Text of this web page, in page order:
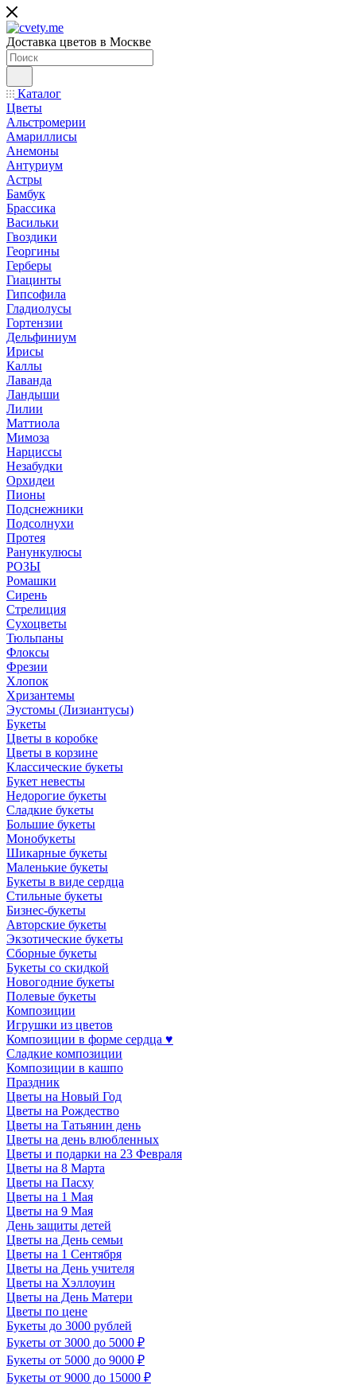
Доставка цветов в Москве
Каталог
Цветы
Альстромерии
Амариллисы
Анемоны
Антуриум
Астры
Бамбук
Брассика
Васильки
Гвоздики
Георгины
Герберы
Гиацинты
Гипсофила
Гладиолусы
Гортензии
Дельфиниум
Ирисы
Каллы
Лаванда
Ландыши
Лилии
Маттиола
Мимоза
Нарциссы
Незабудки
Орхидеи
Пионы
Подснежники
Подсолнухи
Протея
Ранункулюсы
РОЗЫ
Ромашки
Сирень
Стрелиция
Сухоцветы
Тюльпаны
Флоксы
Фрезии
Хлопок
Хризантемы
Эустомы (Лизиантусы)
Букеты
Цветы в коробке
Цветы в корзине
Классические букеты
Букет невесты
Недорогие букеты
Сладкие букеты
Большие букеты
Монобукеты
Шикарные букеты
Маленькие букеты
Букеты в виде сердца
Стильные букеты
Бизнес-букеты
Авторские букеты
Экзотические букеты
Сборные букеты
Букеты со скидкой
Новогодние букеты
Полевые букеты
Композиции
Игрушки из цветов
Композиции в форме сердца ♥
Сладкие композиции
Композиции в кашпо
Праздник
Цветы на Новый Год
Цветы на Рождество
Цветы на Татьянин день
Цветы на день влюбленных
Цветы и подарки на 23 Февраля
Цветы на 8 Марта
Цветы на Пасху
Цветы на 1 Мая
Цветы на 9 Мая
День защиты детей
Цветы на День семьи
Цветы на 1 Сентября
Цветы на День учителя
Цветы на Хэллоуин
Цветы на День Матери
Цветы по цене
Букеты до 3000 рублей
Букеты от 3000 до 5000 ₽
Букеты от 5000 до 9000 ₽
Букеты от 9000 до 15000 ₽